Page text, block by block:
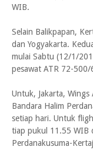
WIB.
Selain Balikpapan,
dan Yogyakarta.
mulai Sabtu (12/1/
pesawat ATR 72-
Untuk, Jakarta,
Bandara Halim
setiap hari. Untuk
tiap pukul 11.55 WIB
Perdanakusuma-